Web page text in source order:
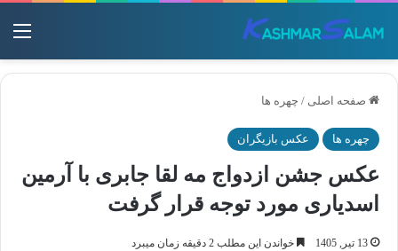
صفحه اصلی / چهره ها
چهره ها عکس بازیگران
عکس جشن ازدواج مه لقا جابری با آرمین
اسدیاری مورد توجه قرار گرفت
13 تیر, 1405 خواندن این مطلب 2 دقیقه زمان میبرد